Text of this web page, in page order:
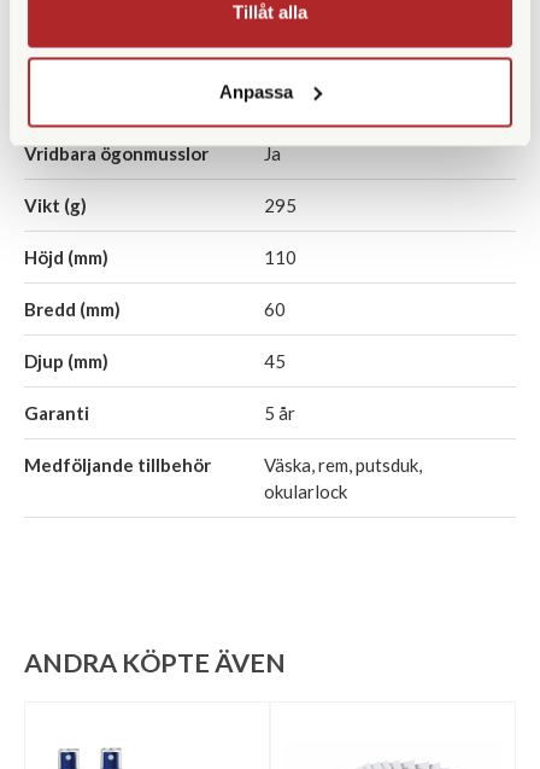
Tillåt alla
Anpassa
Takkant
Vridbara ögonmusslor Ja
Vikt (g) 295
Höjd (mm) 110
Bredd (mm) 60
Djup (mm) 45
Garanti 5 år
Medföljande tillbehör
Väska, rem, putsduk,
okularlock
ANDRA KÖPTE ÄVEN